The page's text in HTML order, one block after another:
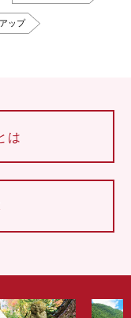
ップ
は